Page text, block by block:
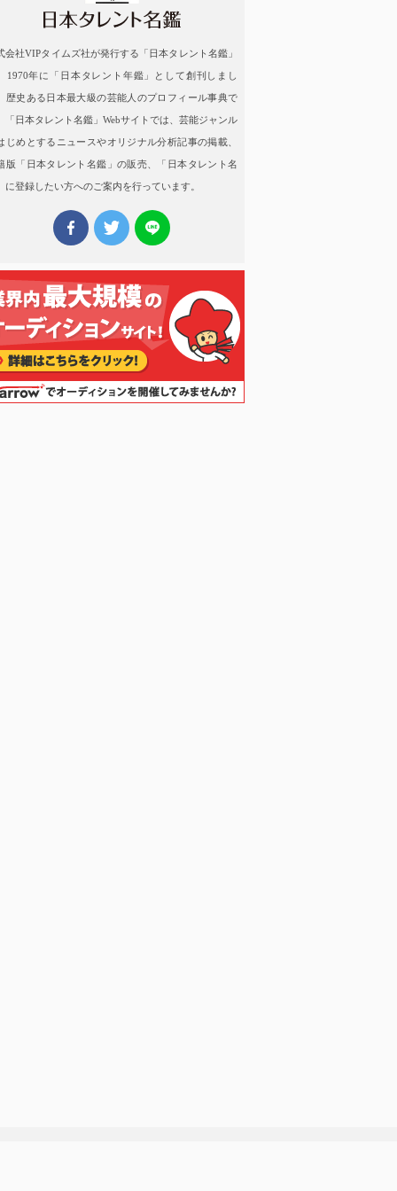
会社VIPタイムズ社が発行する「日本タレント名鑑」
1970年に「日本タレント年鑑」として創刊しまし
歴史ある日本最大級の芸能人のプロフィール事典で
「日本タレント名鑑」Webサイトでは、芸能ジャンル
じめとするニュースやオリジナル分析記事の掲載、
版「日本タレント名鑑」の販売、「日本タレント名
に登録したい方へのご案内を行っています。